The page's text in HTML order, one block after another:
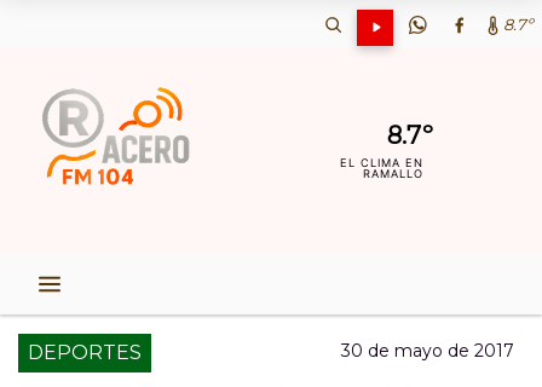
8.7º
8.7º
EL CLIMA EN
RAMALLO
DEPORTES 30 de mayo de 2017